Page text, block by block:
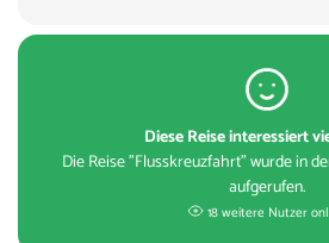
Diese Reise interessiert
Die Reise "Flusskreuzfahrt" wurde in
aufgerufen.
18 weitere Nutzer